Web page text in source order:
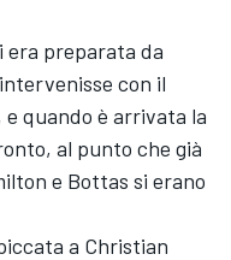
era preparata da
con il
quando è arrivata la
al punto che già
e Bottas si erano
a Christian